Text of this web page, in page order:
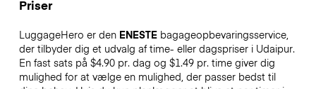
Priser
LuggageHero er den ENESTEbagageopbevaringsservice,
der tilbyder dig et udvalg af time- eller dagspriser i Udaipur.
En fast sats på $4.90 pr. dag og $1.49 pr. time giver dig
mulighed for at vælge en mulighed, der passer bedst til